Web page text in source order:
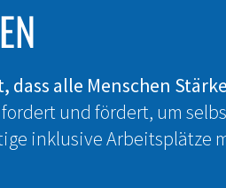
dass alle Menschen
und fördert, um
inklusive Arbeitsplätze